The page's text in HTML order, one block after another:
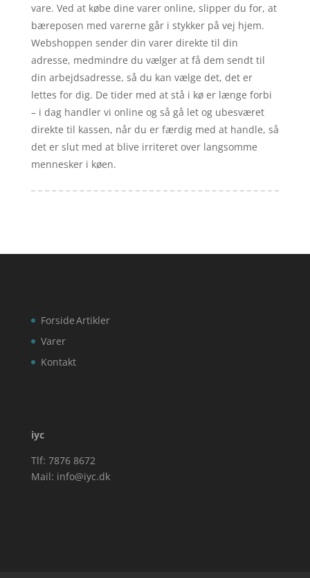
vare. Ved at købe dine varer online, slipper du for, at
bæreposen med varerne går i stykker på vej hjem.
Webshoppen sender din varer direkte til din
adresse, medmindre du vælger at få dem sendt til
din arbejdsadresse, så du kan vælge det, det er
lettes for dig. De tider med at stå i kø er længe forbi
– i dag handler vi online og så gå let og ubesværet
direkte til kassen, når du er færdig med at handle, så
det er slut med at blive irriteret over langsomme
mennesker i køen.
Forside
Varer
Kontakt
Artikler
iyc
Tlf: 7876 8672
Mail: info@iyc.dk